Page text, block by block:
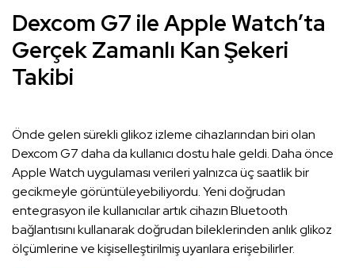
Dexcom G7 ileApple Watch’ta
Gerçek Zamanlı Kan Şekeri
Takibi
Önde gelen sürekli glikoz izleme cihazlarından biri olan
Dexcom G7 daha da kullanıcı dostu hale geldi. Daha önce
Apple Watch uygulaması verileri yalnızca üç saatlik bir
gecikmeyle görüntüleyebiliyordu. Yeni doğrudan
entegrasyon ile kullanıcılar artık cihazın Bluetooth
bağlantısını kullanarak doğrudan bileklerinden anlık glikoz
ölçümlerine ve kişiselleştirilmiş uyarılara erişebilirler.